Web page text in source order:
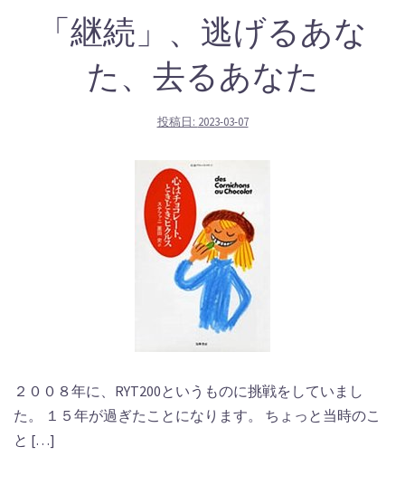
「継続」、逃げるあな
た、去るあなた
投稿日: 2023-03-07
２００８年に、RYT200というものに挑戦をしていまし
た。 １５年が過ぎたことになります。 ちょっと当時のこ
と […]